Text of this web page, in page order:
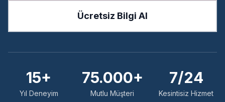
Ücretsiz Bilgi Al
15+
Yıl Deneyim
75.000+
Mutlu Müşteri
7/24
Kesintisiz Hizmet